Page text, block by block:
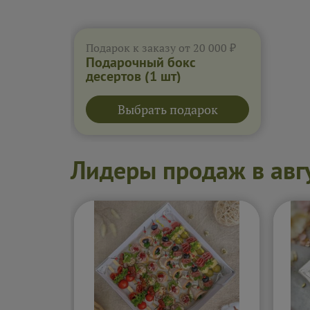
Подарок к заказу от 20 000 ₽
Подарочный бокс
десертов (1 шт)
Выбрать подарок
Лидеры продаж в